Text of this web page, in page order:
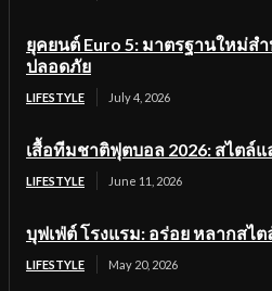
ยุคยนต์ Euro 5: มาตรฐานใหม่ส
ปลอดภัย
LIFESTYLE July 4, 2026
เสื้อทีมชาติฟุตบอล 2026: สไตล์
LIFESTYLE June 11, 2026
บุฟเฟ่ต์ โรงแรม: อร่อย หลากสไ
LIFESTYLE May 20, 2026